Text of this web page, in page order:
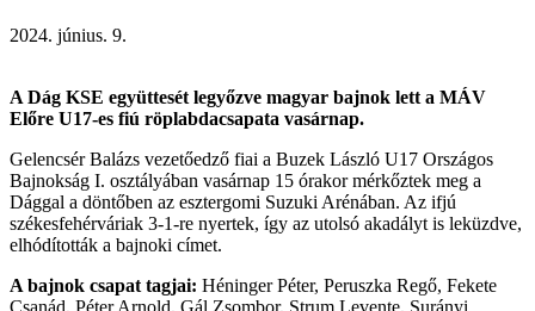
2024. június. 9.
A Dág KSE együttesét legyőzve magyar bajnok lett a MÁV
Előre U17-es fiú röplabdacsapata vasárnap.
Gelencsér Balázs vezetőedző fiai a Buzek László U17 Országos
Bajnokság I. osztályában vasárnap 15 órakor mérkőztek meg a
Dággal a döntőben az esztergomi Suzuki Arénában. Az ifjú
székesfehérváriak 3-1-re nyertek, így az utolsó akadályt is leküzdve,
elhódították a bajnoki címet.
A bajnok csapat tagjai: Héninger Péter, Peruszka Regő, Fekete
Csanád, Péter Arnold, Gál Zsombor, Strum Levente, Surányi